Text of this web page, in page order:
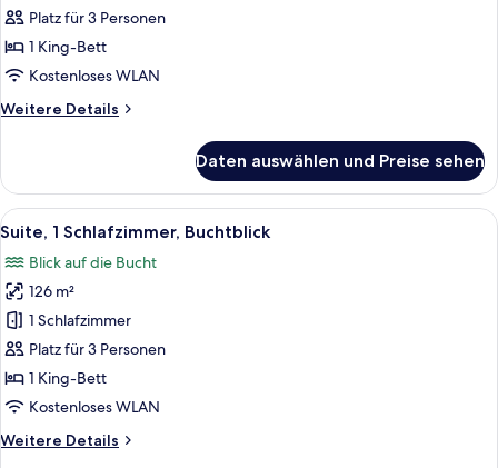
Schlafzimmer,
eingeschränkter
Meerblick
Platz für 3 Personen
1 King-Bett
Kostenloses WLAN
Weitere Details
Weitere
1
Schlafzimmer,
eingeschränkter
Daten auswählen und Preise sehen
Alle
Fotos
für
Suite,
Schlafzimmer,
Buchtblick
anzeigen
Suite, 1 Schlafzimmer, Buchtblick |
3
Suite, 1 Schlafzimmer, Buchtblick
Blick auf die Bucht
126 m²
1 Schlafzimmer
Platz für 3 Personen
1 King-Bett
Kostenloses WLAN
Weitere Details
Weitere